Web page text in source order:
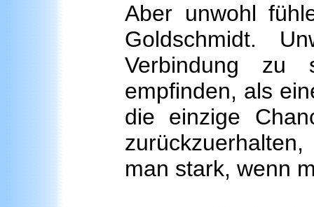
Aber unwohl
Goldschmidt.
Verbindung zu
empfinden, als
die einzige
man stark, wenn